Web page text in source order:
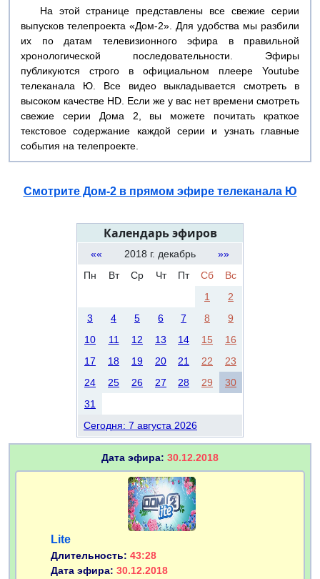
На этой странице представлены все свежие серии
выпусков телепроекта «Дом-2». Для удобства мы разбили
их по датам телевизионного эфира в правильной
хронологической последовательности. Эфиры
публикуются строго в официальном плеере Youtube
телеканала Ю. Все видео выкладывается смотреть в
высоком качестве HD. Если же у вас нет времени смотреть
свежие серии Дома 2, вы можете почитать краткое
текстовое содержание каждой серии и узнать главные
события на телепроекте.
Смотрите Дом-2 в прямом эфире телеканала Ю
Календарь эфиров
«« 2018 г. декабрь
»»
Пн
Вт Ср Чт Пт Сб
Вс
1
2
3
4 5 6 7 8
9
10
11 12 13 14 15
16
17
18 19 20 21 22
23
24
25 26 27 28 29
30
31
Сегодня: 7 августа 2026
Дата эфира: 30.12.2018
Lite
Длительность: 43:28
Дата эфира: 30.12.2018